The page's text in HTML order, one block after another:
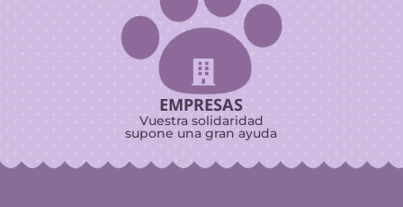

EMPRESAS
Vuestra solidaridad
supone una gran ayuda